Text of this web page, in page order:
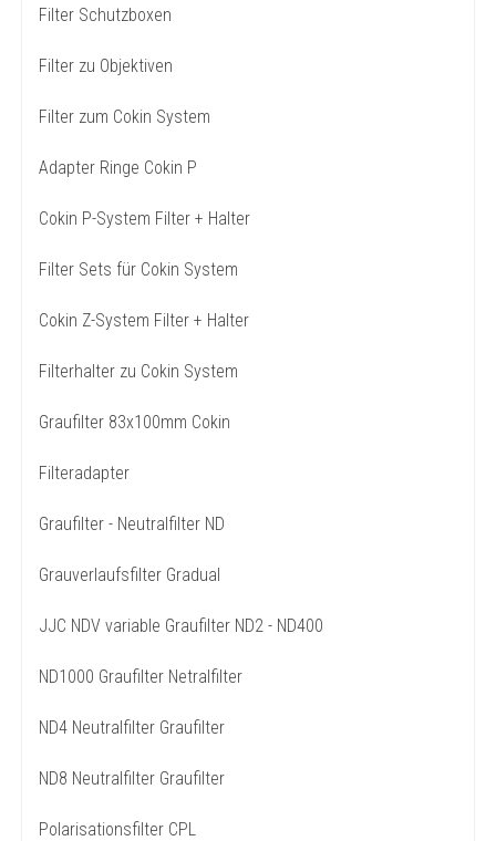
Filter Schutzboxen
Filter zu Objektiven
Filter zum Cokin System
Adapter Ringe Cokin P
Cokin P-System Filter + Halter
Filter Sets für Cokin System
Cokin Z-System Filter + Halter
Filterhalter zu Cokin System
Graufilter 83x100mm Cokin
Filteradapter
Graufilter - Neutralfilter ND
Grauverlaufsfilter Gradual
JJC NDV variable Graufilter ND2 - ND400
ND1000 Graufilter Netralfilter
ND4 Neutralfilter Graufilter
ND8 Neutralfilter Graufilter
Polarisationsfilter CPL